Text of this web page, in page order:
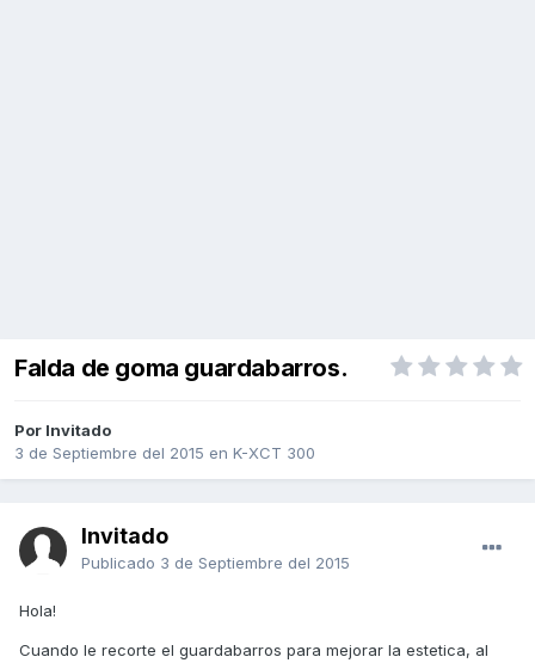
Falda de goma guardabarros.
Por Invitado
3 de Septiembre del 2015 en K-XCT 300
Invitado
Publicado 3 de Septiembre del 2015
Hola!
Cuando le recorte el guardabarros para mejorar la estetica, al